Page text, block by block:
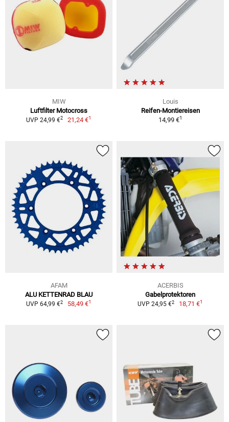
MIW
Luftfilter Motocross
UVP 24,99 €2 21,24 €1
Louis
Reifen-Montiereisen
14,99 €1
AFAM
ALU KETTENRAD BLAU
UVP 64,99 €2 58,49 €1
ACERBIS
Gabelprotektoren
UVP 24,95 €2 18,71 €1